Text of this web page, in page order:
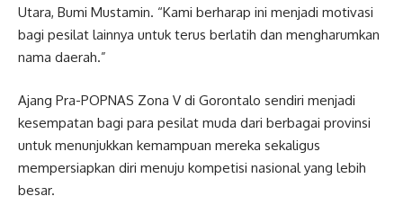
Utara, Bumi Mustamin. “Kami berharap ini menjadi motivasi
bagi pesilat lainnya untuk terus berlatih dan mengharumkan
nama daerah.”
Ajang Pra-POPNAS Zona V di Gorontalo sendiri menjadi
kesempatan bagi para pesilat muda dari berbagai provinsi
untuk menunjukkan kemampuan mereka sekaligus
mempersiapkan diri menuju kompetisi nasional yang lebih
besar.